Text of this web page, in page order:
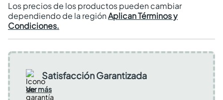
Los precios de los productos pueden cambiar
dependiendo de la regiónAplican Términos y
Condiciones.
Satisfacción Garantizada
Ver más